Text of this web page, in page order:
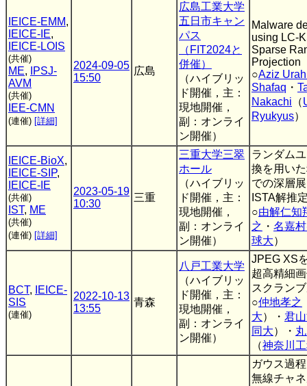
IEICE-EMM,
IEICE-IE,
IEICE-LOIS
(共催)
ME,
IPSJ-
AVM
(共催)
IEE-CMN
(連催) [詳細]
2024-09-05
15:50
広島
広島工業大学
五日市キャン
パス
（FIT2024と
併催）
（ハイブリッ
ド開催，主：
現地開催，
副：オンライ
ン開催）
Malware
using LC-
Sparse
Projection
○Aziz
Shafaq ・
Nakachi （
Ryukyus）
IEICE-BioX,
IEICE-SIP,
IEICE-IE
(共催)
IST, ME
(共催)
(連催) [詳細]
2023-05-19
10:30
三重
三重大学三翠
ホール
（ハイブリッ
ド開催，主：
現地開催，
副：オンライ
ン開催）
ランダム
換を用い
での深層
ISTA解推
○由解仁知
之 ・ 名嘉
球大）
BCT,
IEICE-
SIS
(連催)
2022-10-13
13:55
青森
八戸工業大学
（ハイブリッ
ド開催，主：
現地開催，
副：オンライ
ン開催）
JPEG XS
超高精細
スクラン
○仲地孝之
大）・ 君
同大）・
（神奈川
ガウス過
無線チャ